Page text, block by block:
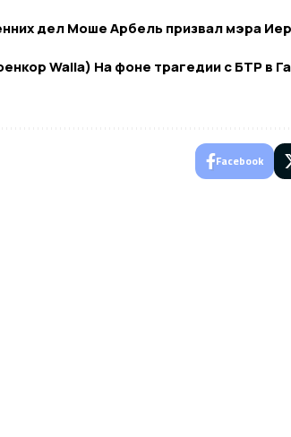
дел Моше Арбель призвал мэра
Walla) На фоне трагедии с БТР в
Facebook